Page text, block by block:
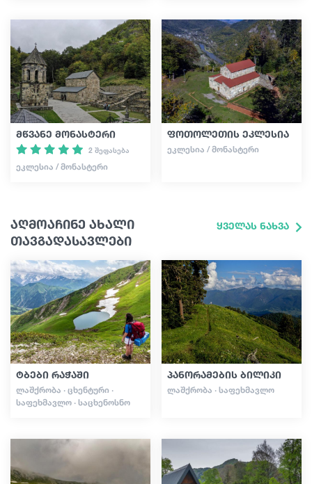
მწვანე მონასტერი
2 შეფასება
ᲔᲙᲚᲔᲡᲘᲐ / ᲛᲝᲜᲐᲡᲢᲔᲠᲘ
ფოთოლეთის ეკლესია
ᲔᲙᲚᲔᲡᲘᲐ / ᲛᲝᲜᲐᲡᲢᲔᲠᲘ
აღმოაჩინე ახალი
თავგადასავლები
ყველას ნახვა
ტბები რაჭაში
ᲚᲐᲨᲥᲠᲝᲑᲐ · ᲪᲮᲔᲜᲢᲣᲠᲘ ·
ᲡᲐᲤᲔᲮᲛᲐᲕᲚᲝ · ᲡᲐᲪᲮᲔᲜᲝᲡᲜᲝ
პანორამების ბილიკი
ᲚᲐᲨᲥᲠᲝᲑᲐ · ᲡᲐᲤᲔᲮᲛᲐᲕᲚᲝ